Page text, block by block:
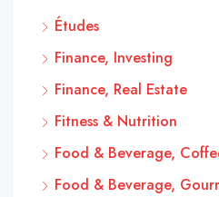
Études
Finance, Investing
Finance, Real Estate
Fitness & Nutrition
Food & Beverage,
Food & Beverage,